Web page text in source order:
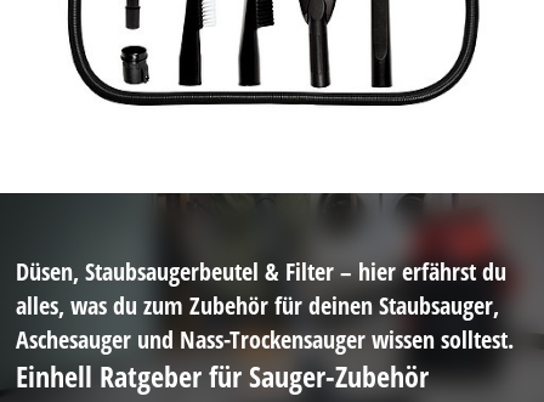
Düsen, Staubsaugerbeutel & Filter – hier erfährst du
alles, was du zum Zubehör für deinen Staubsauger,
Aschesauger und Nass-Trockensauger wissen solltest.
Einhell Ratgeber für Sauger-Zubehör